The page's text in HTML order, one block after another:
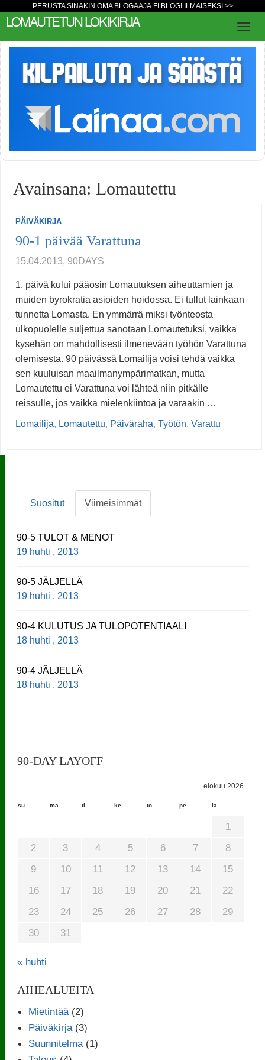
PERUSTA SINÄKIN OMA BLOGAAJA.FI BLOGI ILMAISEKSI >>
LOMAUTETUN LOKIKIRJA
Avainsana: Lomautettu
PÄIVÄKIRJA
90-1 päivää Varattuna
15.04.2013, 90DAYS
1. päivä kului pääosin Lomautuksen aiheuttamien ja
muiden byrokratia asioiden hoidossa. Ei tullut lainkaan
tunnetta Lomasta. En ymmärrä miksi työnteosta
ulkopuolelle suljettua sanotaan Lomautetuksi, vaikka
kysehän on mahdollisesti ilmenevään työhön Varattuna
olemisesta. 90 päivässä Lomailija voisi tehdä vaikka
sen kuuluisan maailmanympärimatkan, mutta
Lomautettu ei Varattuna voi lähteä niin pitkälle
reissulle, jos vaikka mielenkiintoa ja varaakin …
Lomailija, Lomautettu, Päiväraha, Työtön, Varattu
Suositut Viimeisimmät
90-5 TULOT & MENOT
19 huhti , 2013
90-5 JÄLJELLÄ
19 huhti , 2013
90-4 KULUTUS JA TULOPOTENTIAALI
18 huhti , 2013
90-4 JÄLJELLÄ
18 huhti , 2013
90-DAY LAYOFF
elokuu 2026
su ma ti ke to pe la
1
2
3 4 5 6 7
8
9
10 11 12 13 14
15
16
17 18 19 20 21
22
23
24 25 26 27 28
29
30
31
« huhti
AIHEALUEITA
Mietintää(2)
Päiväkirja(3)
Suunnitelma(1)